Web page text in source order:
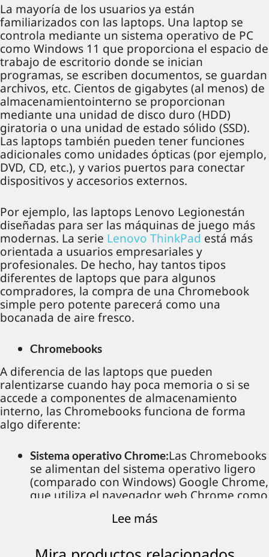
La mayoría de los usuarios ya están
familiarizados con las laptops. Una laptop se
controla mediante un sistema operativo de PC
como Windows 11 que proporciona el espacio de
trabajo de escritorio donde se inician
programas, se escriben documentos, se guardan
archivos, etc. Cientos de gigabytes (al menos) de
almacenamientointerno se proporcionan
mediante una unidad de disco duro (HDD)
giratoria o una unidad de estado sólido (SSD).
Las laptops también pueden tener funciones
adicionales como unidades ópticas (por ejemplo,
DVD, CD, etc.), y varios puertos para conectar
dispositivos y accesorios externos.
Por ejemplo, las laptops Lenovo Legionestán
diseñadas para ser las máquinas de juego más
modernas. La serie Lenovo ThinkPad está más
orientada a usuarios empresariales y
profesionales. De hecho, hay tantos tipos
diferentes de laptops que para algunos
compradores, la compra de una Chromebook
simple pero potente parecerá como una
bocanada de aire fresco.
Chromebooks
A diferencia de las laptops que pueden
ralentizarse cuando hay poca memoria o si se
accede a componentes de almacenamiento
interno, las Chromebooks funciona de forma
algo diferente:
Sistema operativo Chrome:Las Chromebooks
se alimentan del sistema operativo ligero
(comparado con Windows) Google Chrome,
que utiliza el navegador web Chrome como
se realiza en línea en el navegador Chrome
velocidad y la eficiencia del sistema en
Lee más